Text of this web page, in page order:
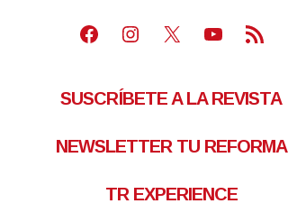
Facebook
Instagram
X Youtube
Feed RSS
SUSCRÍBETE A LA REVISTA
NEWSLETTER TU REFORMA
TR EXPERIENCE